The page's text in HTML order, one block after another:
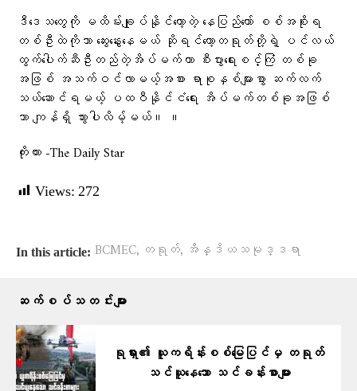
ဒီဒေသတွေကို မထိမ်းချုပ်နိုင်တော့တဲ့ နေပြည်တော် စစ်အစိုးရ
တစ်ဦးထဲကိုသာ ဆွေးနွေးနေမယ် ဆိုရင်တော့တရုတ်တို့ရဲ့ ပင်လယ်
ထွက်ပေါက်ဆီဦးတည်တဲ့အိပ်မက်ဟာ စီးပွားရေးစင်္ကြံ တစ်ခု
အဖြစ် အသက်ဝင်လာမယ့်အစား ရာစုနှစ်များစွာ ဆက်လက်
သယ်ဆောင်ရမယ့် ပထဝီနိုင်ငံရေး အိပ်မက်တစ်ခုအဖြစ်
သာ ကျန်ရှိ သွားပါလိမ့်မယ်။ ။
ကိုးကား -The Daily Star
Views: 272
In this article: BCMEC, တရုတ်, အိန္ဒိယသမုဒ္ဒရာ
ဆက်စပ်သတင်းများ
ရုရှား၏ ယူကရိန်းစစ်မြေပြင်မှ တရုတ်
သင်ယူနေသော သင်ခန်းစာများ